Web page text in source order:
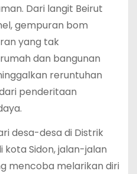
Dari langit Beirut
gempuran bom
yang tak
dan bangunan
reruntuhan
penderitaan
desa-desa di Distrik
Sidon, jalan-jalan
mencoba melarikan diri